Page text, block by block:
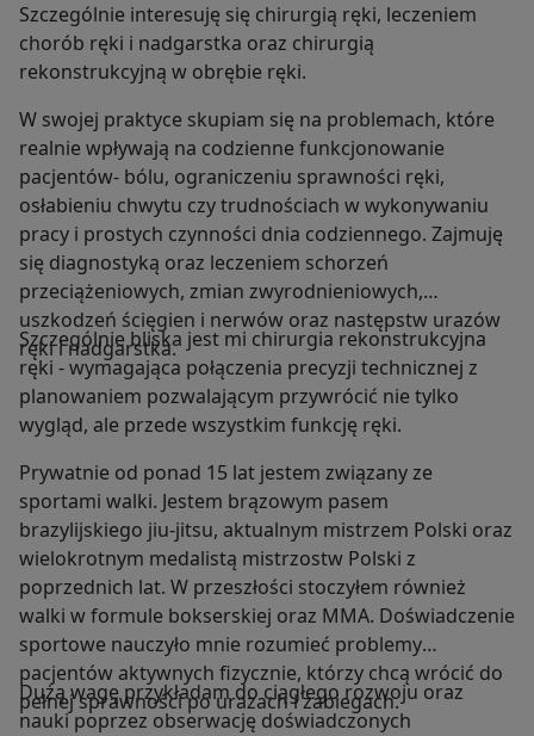
Szczególnie interesuję się chirurgią ręki, leczeniem
chorób ręki i nadgarstka oraz chirurgią
rekonstrukcyjną w obrębie ręki.
W swojej praktyce skupiam się na problemach, które
realnie wpływają na codzienne funkcjonowanie
pacjentów- bólu, ograniczeniu sprawności ręki,
osłabieniu chwytu czy trudnościach w wykonywaniu
pracy i prostych czynności dnia codziennego. Zajmuję
się diagnostyką oraz leczeniem schorzeń
przeciążeniowych, zmian zwyrodnieniowych,
uszkodzeń ścięgien i nerwów oraz następstw urazów
ręki i nadgarstka.
Szczególnie bliska jest mi chirurgia rekonstrukcyjna
ręki - wymagająca połączenia precyzji technicznej z
planowaniem pozwalającym przywrócić nie tylko
wygląd, ale przede wszystkim funkcję ręki.
Prywatnie od ponad 15 lat jestem związany ze
sportami walki. Jestem brązowym pasem
brazylijskiego jiu-jitsu, aktualnym mistrzem Polski oraz
wielokrotnym medalistą mistrzostw Polski z
poprzednich lat. W przeszłości stoczyłem również
walki w formule bokserskiej oraz MMA. Doświadczenie
sportowe nauczyło mnie rozumieć problemy
pacjentów aktywnych fizycznie, którzy chcą wrócić do
pełnej sprawności po urazach i zabiegach.
Dużą wagę przykładam do ciągłego rozwoju oraz
nauki poprzez obserwację doświadczonych